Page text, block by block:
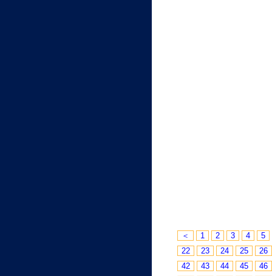
＜ 1 2 3 4
5
22
23 24 25
26
42
43 44 45
46